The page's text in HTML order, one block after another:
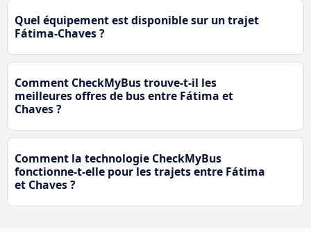
Quel équipement est disponible sur un trajet
Fátima-Chaves ?
Comment CheckMyBus trouve-t-il les
meilleures offres de bus entre Fátima et
Chaves ?
Comment la technologie CheckMyBus
fonctionne-t-elle pour les trajets entre Fátima
et Chaves ?